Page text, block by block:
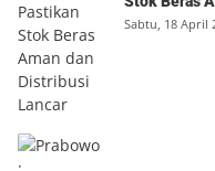
Sabtu, 18 April